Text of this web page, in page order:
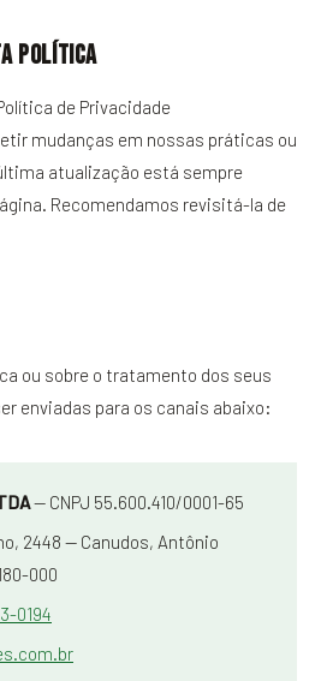
política
de Privacidade
mudanças em nossas práticas ou
atualização está sempre
Recomendamos revisitá-la de
ou sobre o tratamento dos seus
enviadas para os canais abaixo:
— CNPJ 55.600.410/0001-65
2448 — Canudos, Antônio
000
0194